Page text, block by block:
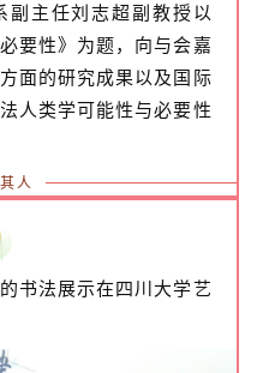
副主任刘志超副教授以
要性》为题，向与会嘉
面的研究成果以及国际
人类学可能性与必要性
人
书法展示在四川大学艺